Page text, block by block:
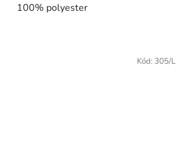
100% polyester
Kód: 305/L